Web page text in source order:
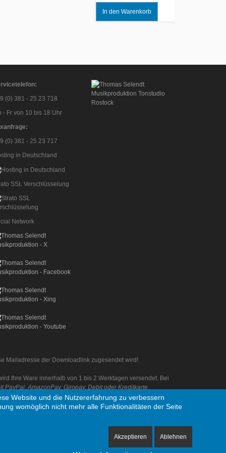
(0) 381 - 25 23 718
- Fr von 10 bis 18 Uhr
(0) 381 - 25 23 717
in Deutschland
SSL Verschlüsselung
Network
Mailadresse der Downloadlink zugesendet wird!
Ihre Ware innerhalb von 1 bis 2 Werktagen versendet. Bei
AmazonPay, Giropay, Debit oder Kreditkarte.
Website und die Nutzererfahrung zu verbessern
womöglich nicht mehr alle Funktionalitäten der Seite
Akzeptieren Ablehnen